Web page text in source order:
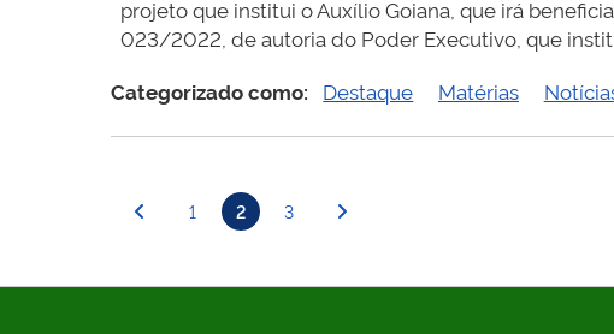
projeto que institui o Auxílio Goiana, que irá
023/2022, de autoria do Poder Executivo, que
Categorizado como: Destaque Matérias
Paginação
posts
1 2 3